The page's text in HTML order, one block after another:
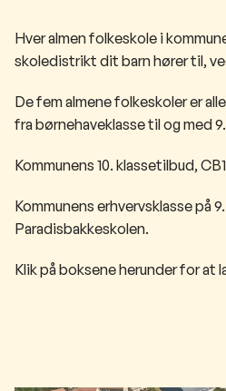
Hver almen folkeskole i
skoledistrikt dit barn hører til,
De fem almene folkeskoler er
fra børnehaveklasse til og med
Kommunens 10. klassetilbud,
Kommunens erhvervsklasse på
Paradisbakkeskolen.
Klik på boksene herunder for at